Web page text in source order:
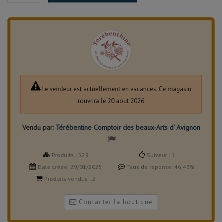
Le vendeur est actuellement en vacances. Ce magasin
rouvrira le 20 aout 2026
Vendu par: Térébentine Comptoir des beaux-Arts d' Avignon
Produits : 529 Suiveur : 1
Date créée: 29/01/2025 Taux de réponse: 46.43%
Produits vendus : 2
Contacter la boutique